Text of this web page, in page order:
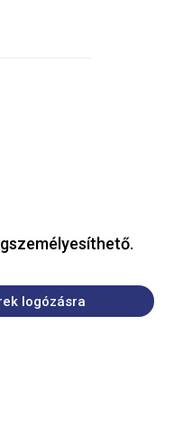
logózásra